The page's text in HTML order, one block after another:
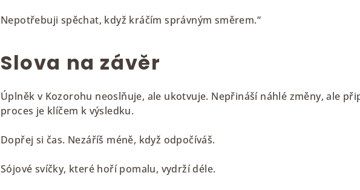
Nepotřebuji spěchat, když kráčím správným směrem.“
Slova na závěr
Úplněk v Kozorohu neoslňuje, ale ukotvuje. Nepřináší náhlé změny, ale
proces je klíčem k výsledku.
Dopřej si čas. Nezáříš méně, když odpočíváš.
Sójové svíčky, které hoří pomalu, vydrží déle.